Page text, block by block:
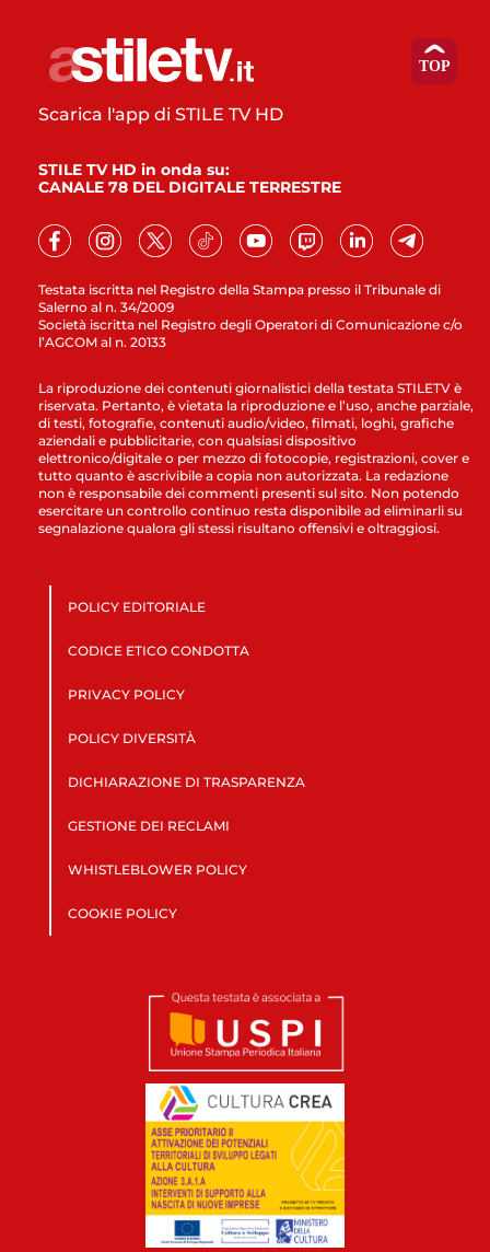
Testata iscritta nel Registro della Stampa presso il Tribunale di
Salerno al n. 34/2009
Società iscritta nel Registro degli Operatori di Comunicazione c/o
l’AGCOM al n. 20133
Scarica l'app di STILE TV HD
STILE TV HD in onda su:
CANALE 78 DEL DIGITALE TERRESTRE
La riproduzione dei contenuti giornalistici della testata STILETV è
riservata. Pertanto, è vietata la riproduzione e l’uso, anche parziale,
di testi, fotografie, contenuti audio/video, filmati, loghi, grafiche
aziendali e pubblicitarie, con qualsiasi dispositivo
elettronico/digitale o per mezzo di fotocopie, registrazioni, cover e
tutto quanto è ascrivibile a copia non autorizzata. La redazione
non è responsabile dei commenti presenti sul sito. Non potendo
esercitare un controllo continuo resta disponibile ad eliminarli su
segnalazione qualora gli stessi risultano offensivi e oltraggiosi.
POLICY EDITORIALE
CODICE ETICO CONDOTTA
PRIVACY POLICY
POLICY DIVERSITÀ
DICHIARAZIONE DI TRASPARENZA
GESTIONE DEI RECLAMI
WHISTLEBLOWER POLICY
COOKIE POLICY